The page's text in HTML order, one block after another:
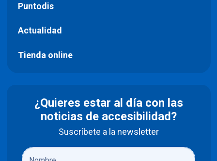
Puntodis
Actualidad
Tienda online
¿Quieres estar al día con las
noticias de accesibilidad?
Suscríbete a la newsletter